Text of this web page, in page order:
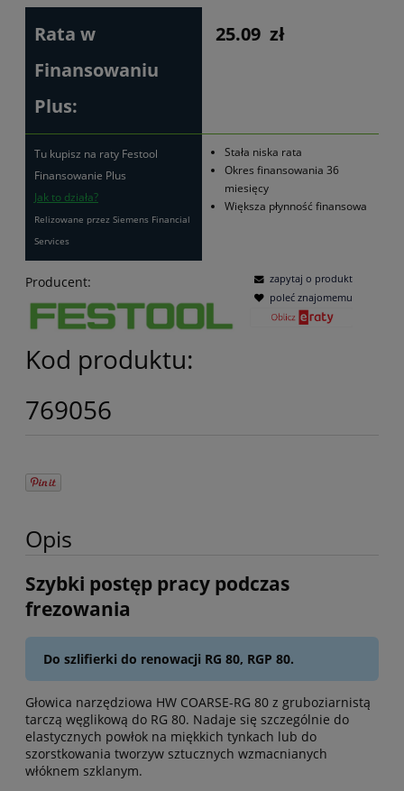
Rata w
Finansowaniu
Plus:
25.09 zł
Tu kupisz na raty Festool
Finansowanie Plus
Jak to działa?
Relizowane przez Siemens Financial
Services
Stała niska rata
Okres finansowania 36
miesięcy
Większa płynność finansowa
Producent:
Kod produktu:
769056
zapytaj o produkt
poleć znajomemu
Opis
Szybki postęp pracy podczas
frezowania
Do szlifierki do renowacji RG 80, RGP 80.
Głowica narzędziowa HW COARSE-RG 80 z gruboziarnistą
tarczą węglikową do RG 80. Nadaje się szczególnie do
elastycznych powłok na miękkich tynkach lub do
szorstkowania tworzyw sztucznych wzmacnianych
włóknem szklanym.